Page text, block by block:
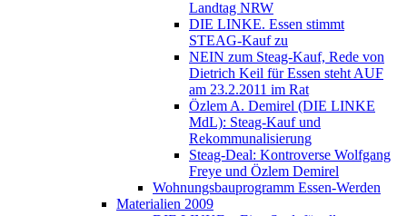
Landtag NRW
DIE LINKE. Essen stimmt
STEAG-Kauf zu
NEIN zum Steag-Kauf, Rede von
Dietrich Keil für Essen steht AUF
am 23.2.2011 im Rat
Özlem A. Demirel (DIE LINKE
MdL): Steag-Kauf und
Rekommunalisierung
Steag-Deal: Kontroverse Wolfgang
Freye und Özlem Demirel
Wohnungsbauprogramm Essen-Werden
Materialien 2009